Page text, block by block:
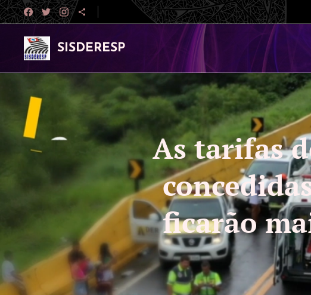
SISDERESP
As tarifas
ficarão